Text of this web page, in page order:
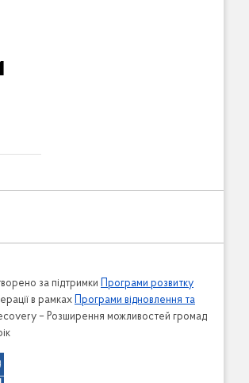
за підтримки Програми розвитку
в рамках Програми відновлення та
– Розширення можливостей громад